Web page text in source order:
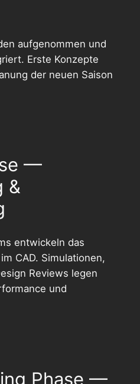
aufgenommen und
Erste Konzepte
der neuen Saison
—
&
entwickeln das
CAD. Simulationen,
Reviews legen
und
Phase —